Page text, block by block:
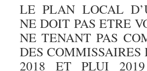
LE PLAN LOCAL
NE DOIT PAS ETRE
NE TENANT PAS
DES COMMISSAIRES
2018 ET PLUI 2019